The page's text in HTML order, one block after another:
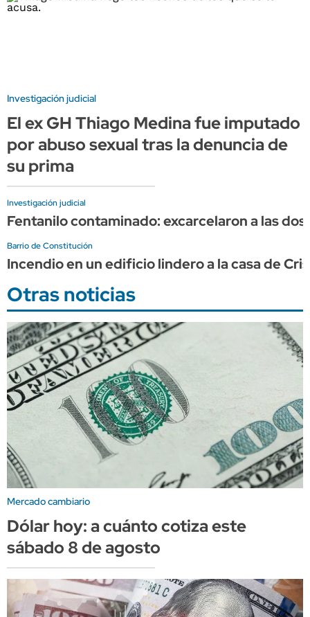
Investigación judicial
El ex GH Thiago Medina fue imputado
por abuso sexual tras la denuncia de
su prima
Investigación judicial
Fentanilo contaminado: excarcelaron a las
Barrio de Constitución
Incendio en un edificio lindero a la casa de
Otras noticias
Mercado cambiario
Dólar hoy: a cuánto cotiza este
sábado 8 de agosto